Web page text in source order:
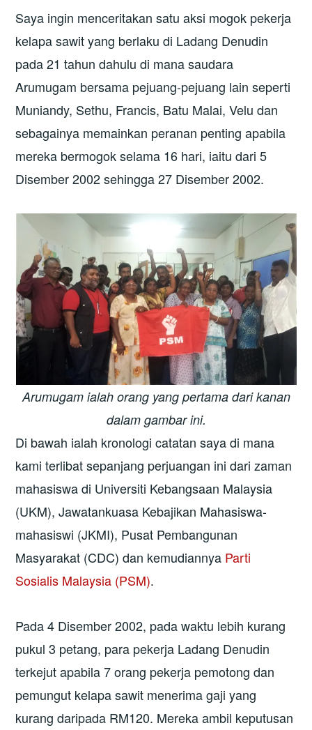
Saya ingin menceritakan satu aksi mogok pekerja
kelapa sawit yang berlaku di Ladang Denudin
pada 21 tahun dahulu di mana saudara
Arumugam bersama pejuang-pejuang lain seperti
Muniandy, Sethu, Francis, Batu Malai, Velu dan
sebagainya memainkan peranan penting apabila
mereka bermogok selama 16 hari, iaitu dari 5
Disember 2002 sehingga 27 Disember 2002.
Arumugam ialah orang yang pertama dari kanan
dalam gambar ini.
Di bawah ialah kronologi catatan saya di mana
kami terlibat sepanjang perjuangan ini dari zaman
mahasiswa di Universiti Kebangsaan Malaysia
(UKM), Jawatankuasa Kebajikan Mahasiswa-
mahasiswi (JKMI), Pusat Pembangunan
Masyarakat (CDC) dan kemudiannya Parti
Sosialis Malaysia (PSM).
Pada 4 Disember 2002, pada waktu lebih kurang
pukul 3 petang, para pekerja Ladang Denudin
terkejut apabila 7 orang pekerja pemotong dan
pemungut kelapa sawit menerima gaji yang
kurang daripada RM120. Mereka ambil keputusan